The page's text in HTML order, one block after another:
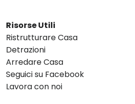
Risorse Utili
Ristrutturare Casa
Detrazioni
Arredare Casa
Seguici su Facebook
Lavora con noi